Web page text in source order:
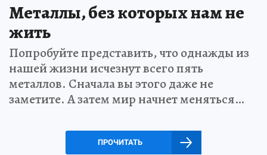
Металлы, без которых нам не
жить
Попробуйте представить, что однажды из
нашей жизни исчезнут всего пять
металлов. Сначала вы этого даже не
заметите. А затем мир начнет меняться…
ПРОЧИТАТЬ